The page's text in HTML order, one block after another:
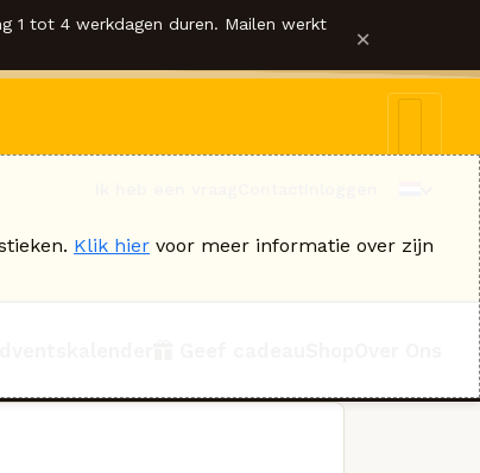
1 tot 4 werkdagen duren. Mailen werkt ×
Klik hier voor meer informatie over zijn